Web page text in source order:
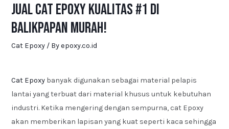
Jual Cat Epoxy Kualitas #1 di
Balikpapan Murah!
Cat Epoxy / Byepoxy.co.id
Cat Epoxy banyak digunakan sebagai material pelapis
lantai yang terbuat dari material khusus untuk kebutuhan
industri. Ketika mengering dengan sempurna, cat Epoxy
akan memberikan lapisan yang kuat seperti kaca sehingga